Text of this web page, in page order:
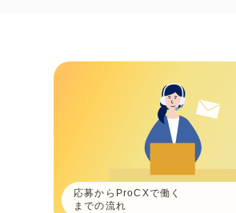
応募からProCXで働く
までの流れ